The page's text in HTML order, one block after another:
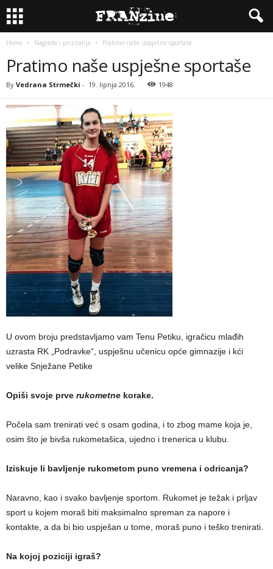
Home Nagrade i priznanja Pratimo naše uspješne sportaše
Pratimo naše uspješne sportaše
By Vedrana Strmečki - 19. lipnja 2016. 1948
U ovom broju predstavljamo vam Tenu Petiku, igračicu mlađih
uzrasta RK „Podravke“, uspješnu učenicu opće gimnazije i kći
velike Snježane Petike
Opiši svoje prve rukometne korake.
Počela sam trenirati već s osam godina, i to zbog mame koja je,
osim što je bivša rukometašica, ujedno i trenerica u klubu.
Iziskuje li bavljenje rukometom puno vremena i odricanja?
Naravno, kao i svako bavljenje sportom. Rukomet je težak i prljav
sport u kojem moraš biti maksimalno spreman za napore i
kontakte, a da bi bio uspješan u tome, moraš puno i teško trenirati.
Na kojoj poziciji igraš?